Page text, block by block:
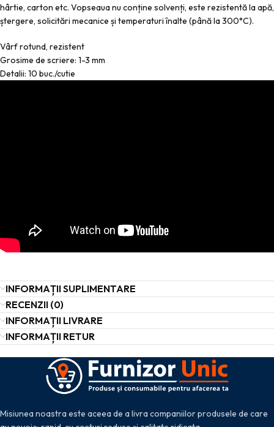
hârtie, carton etc. Vopseaua nu conține solvenți, este rezistentă la apă,
ștergere, solicitări mecanice și temperaturi înalte (până la 300°C).
Vârf rotund, rezistent
Grosime de scriere: 1-3 mm
Detalii: 10 buc./cutie
INFORMAȚII SUPLIMENTARE
RECENZII (0)
INFORMAȚII LIVRARE
INFORMAȚII RETUR
Misiunea noastra este aceea de a livra companiilor produsele de care